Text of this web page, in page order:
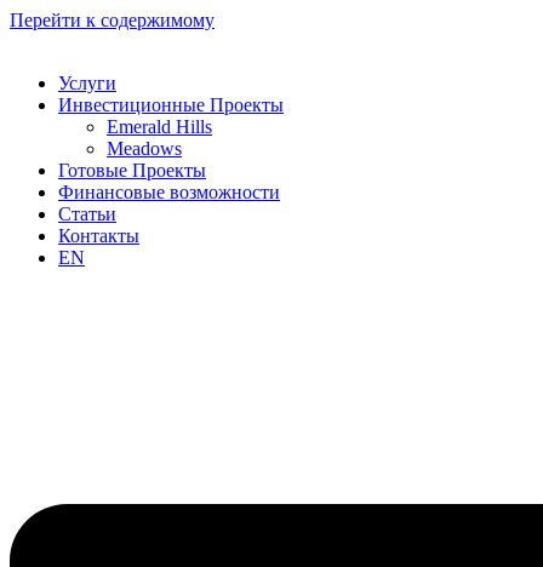
Перейти к содержимому
Услуги
Инвестиционные Проекты
Emerald Hills
Meadows
Готовые Проекты
Финансовые возможности
Статьи
Контакты
EN